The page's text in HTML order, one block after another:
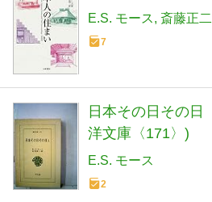
E.S. モース 斎藤正二
7
日本その日その日
洋文庫〈171〉)
E.S. モース
2